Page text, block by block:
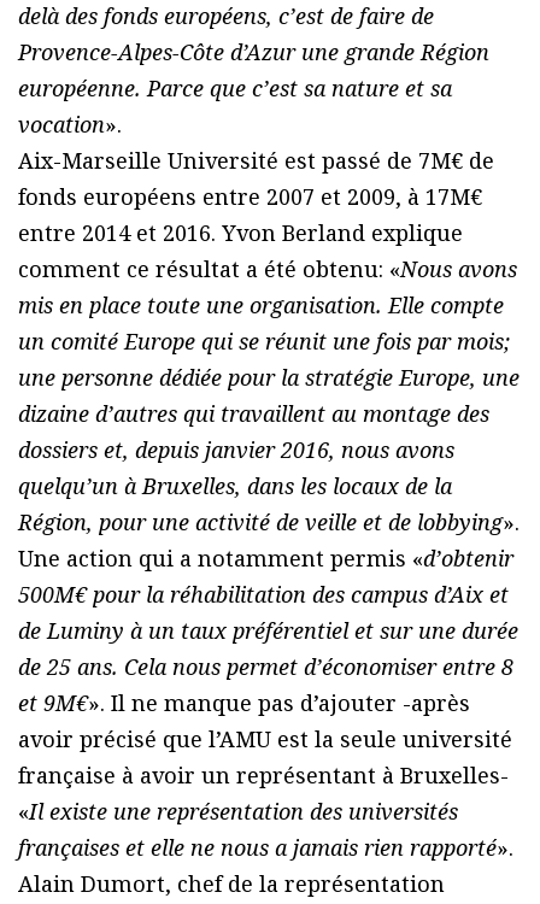
delà des fonds européens, c’est de faire de
Provence-Alpes-Côte d’Azur une grande Région
européenne. Parce que c’est sa nature et sa
vocation».
Aix-Marseille Université est passé de 7M€ de
fonds européens entre 2007 et 2009, à 17M€
entre 2014 et 2016. Yvon Berland explique
comment ce résultat a été obtenu: «Nous avons
mis en place toute une organisation. Elle compte
un comité Europe qui se réunit une fois par mois;
une personne dédiée pour la stratégie Europe, une
dizaine d’autres qui travaillent au montage des
dossiers et, depuis janvier 2016, nous avons
quelqu’un à Bruxelles, dans les locaux de la
Région, pour une activité de veille et de lobbying».
Une action qui a notamment permis «d’obtenir
500M€ pour la réhabilitation des campus d’Aix et
de Luminy à un taux préférentiel et sur une durée
de 25 ans. Cela nous permet d’économiser entre 8
et 9M€». Il ne manque pas d’ajouter -après
avoir précisé que l’AMU est la seule université
française à avoir un représentant à Bruxelles-
«Il existe une représentation des universités
françaises et elle ne nous a jamais rien rapporté».
Alain Dumort, chef de la représentation